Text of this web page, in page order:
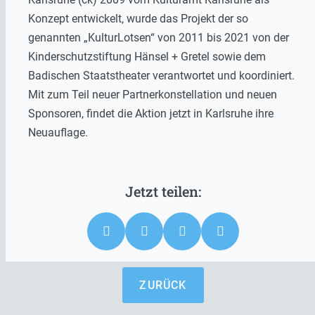
Konzept entwickelt, wurde das Projekt der so
genannten „KulturLotsen“ von 2011 bis 2021 von der
Kinderschutzstiftung Hänsel + Gretel sowie dem
Badischen Staatstheater verantwortet und koordiniert.
Mit zum Teil neuer Partnerkonstellation und neuen
Sponsoren, findet die Aktion jetzt in Karlsruhe ihre
Neuauflage.
ZURÜCK